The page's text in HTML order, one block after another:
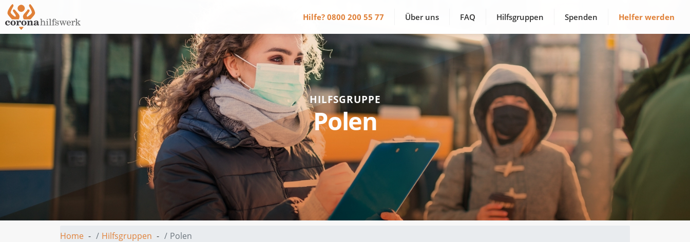
Hilfe? 0800 200 55 77 Über uns FAQ Hilfsgruppen Spenden Helfer werden
HILFSGRUPPE
Polen
Home Hilfsgruppen Polen